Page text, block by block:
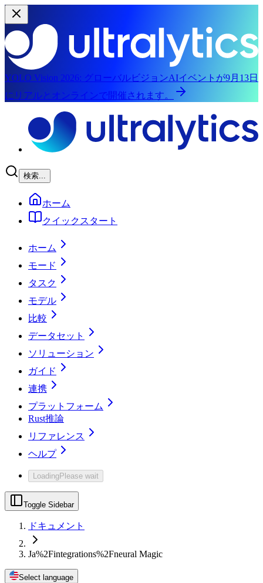
YOLO Vision 2026: グローバルビジョンAIイベントが9月13日
にリアルとオンラインで開催されます。
検索...
ホーム
クイックスタート
ホーム
モード
タスク
モデル
比較
データセット
ソリューション
ガイド
連携
プラットフォーム
Rust推論
リファレンス
ヘルプ
LoadingPlease wait
Toggle Sidebar
ドキュメント
Ja%2Fintegrations%2Fneural Magic
Select language